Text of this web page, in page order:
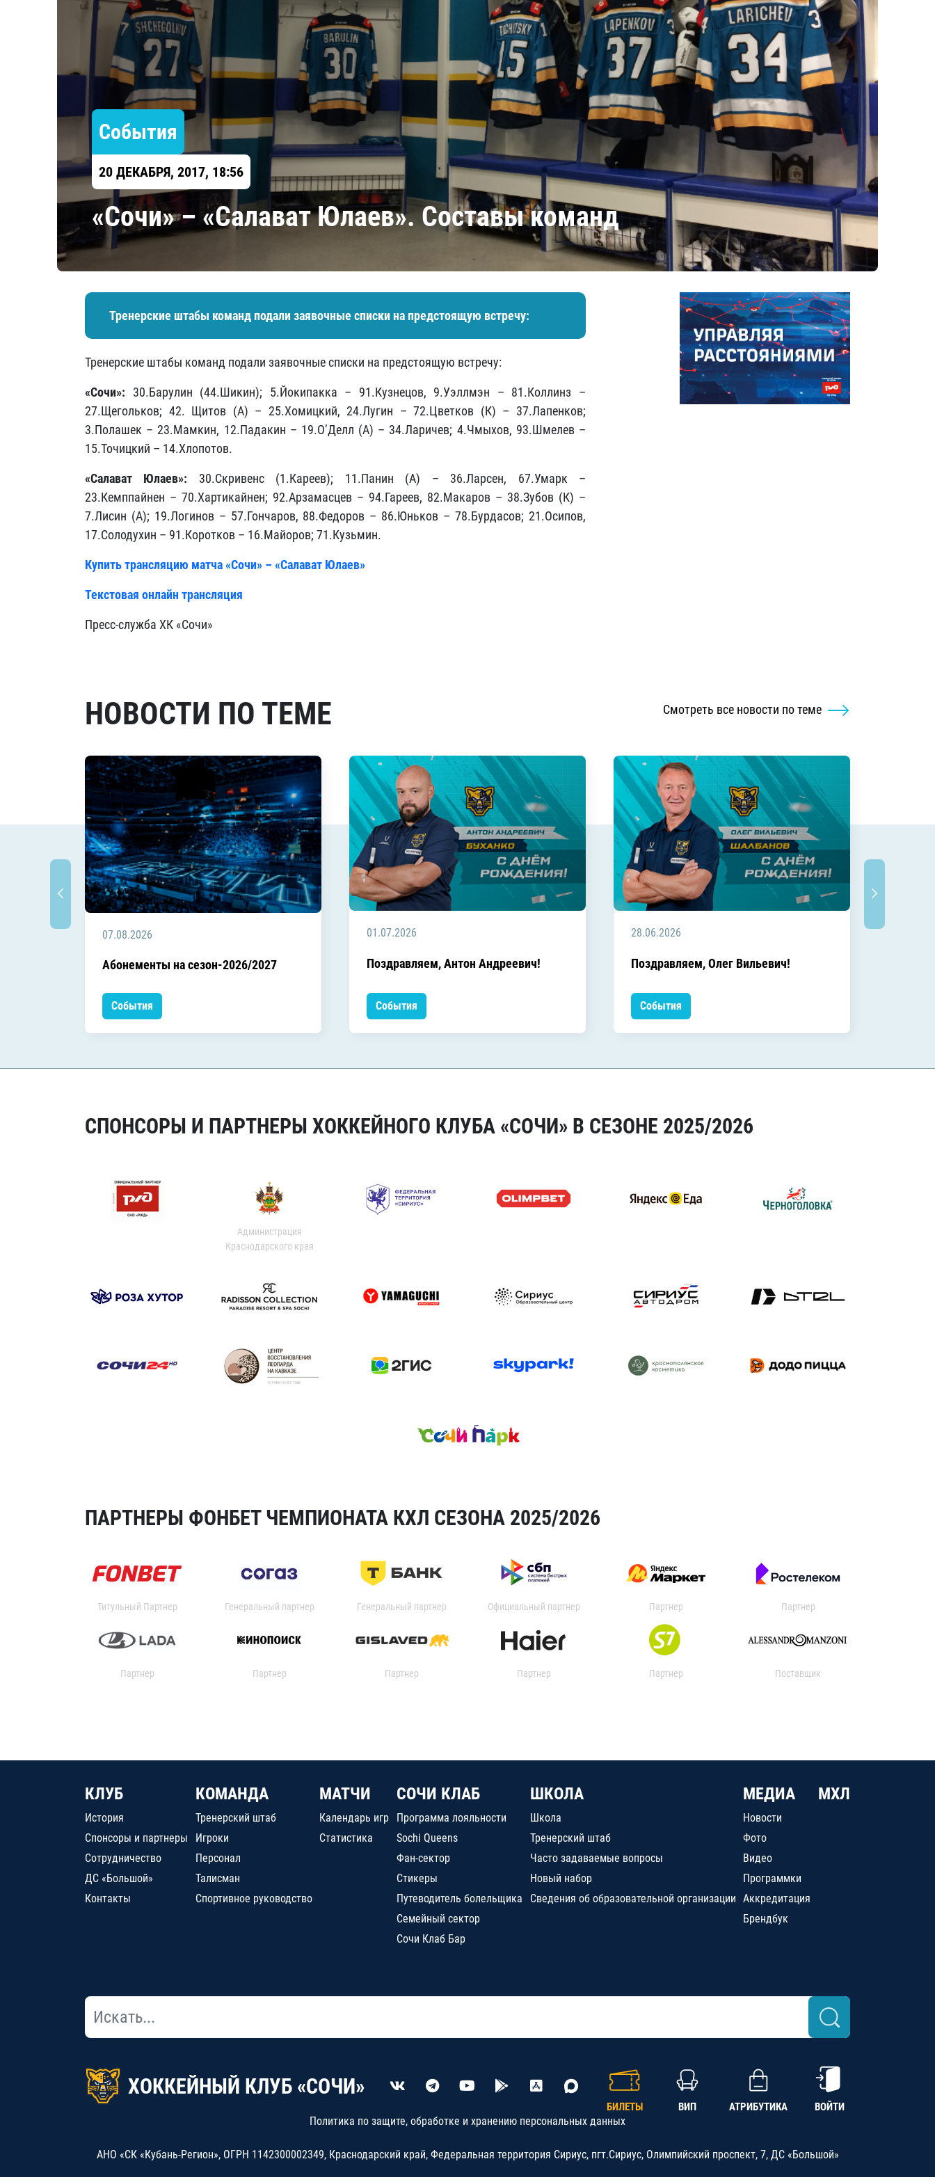
Локомотив
Северсталь
ЦСКА
Шанхайские Драконы
Амур
Барыс
Салават Юлаев
Сибирь
События
20 ДЕКАБРЯ, 2017, 18:56
«Сочи» – «Салават Юлаев». Составы команд
Тренерские штабы команд подали заявочные списки на предстоящую встречу:
Тренерские штабы команд подали заявочные списки на предстоящую встречу:
«Сочи»: 30.Барулин (44.Шикин); 5.Йокипакка – 91.Кузнецов, 9.Уэллмэн – 81.Коллинз –
27.Щегольков; 42. Щитов (А) – 25.Хомицкий, 24.Лугин – 72.Цветков (К) – 37.Лапенков;
3.Полашек – 23.Мамкин, 12.Падакин – 19.О’Делл (А) – 34.Ларичев; 4.Чмыхов, 93.Шмелев –
15.Точицкий – 14.Хлопотов.
«Салават Юлаев»: 30.Скривенс (1.Кареев); 11.Панин (А) – 36.Ларсен, 67.Умарк –
23.Кемппайнен – 70.Хартикайнен; 92.Арзамасцев – 94.Гареев, 82.Макаров – 38.Зубов (К) –
7.Лисин (А); 19.Логинов – 57.Гончаров, 88.Федоров – 86.Юньков – 78.Бурдасов; 21.Осипов,
17.Солодухин – 91.Коротков – 16.Майоров; 71.Кузьмин.
Купить трансляцию матча «Сочи» – «Салават Юлаев»
Текстовая онлайн трансляция
Пресс-служба ХК «Сочи»
НОВОСТИ ПО ТЕМЕ Смотреть все новости по теме
07.08.2026
Абонементы на сезон-2026/2027
События
01.07.2026
Поздравляем, Антон Андреевич!
События
28.06.2026
Поздравляем, Олег Вильевич!
События
СПОНСОРЫ И ПАРТНЕРЫ ХОККЕЙНОГО КЛУБА «СОЧИ» В СЕЗОНЕ 2025/2026
Администрация
Краснодарского края
ПАРТНЕРЫ ФОНБЕТ ЧЕМПИОНАТА КХЛ СЕЗОНА 2025/2026
Титульный Партнер Генеральный партнер Генеральный партнер Официальный партнер Партнер Партнер
Партнер Партнер Партнер Партнер Партнер Поставщик
КЛУБ
История
Спонсоры и партнеры
Сотрудничество
ДС «Большой»
Контакты
КОМАНДА
Тренерский штаб
Игроки
Персонал
Талисман
Спортивное руководство
МАТЧИ
Календарь игр
Статистика
СОЧИ КЛАБ
Программа лояльности
Sochi Queens
Фан-сектор
Стикеры
Путеводитель болельщика
Семейный сектор
Сочи Клаб Бар
ШКОЛА
Школа
Тренерский штаб
Часто задаваемые вопросы
Новый набор
Сведения об образовательной организации
МЕДИА
Новости
Фото
Видео
Программки
Аккредитация
Брендбук
МХЛ
ХОККЕЙНЫЙ КЛУБ «СОЧИ»
БИЛЕТЫ ВИП АТРИБУТИКА ВОЙТИ
Политика по защите, обработке и хранению персональных данных
АНО «СК «Кубань-Регион», ОГРН 1142300002349, Краснодарский край, Федеральная территория Сириус, пгт.Сириус, Олимпийский проспект, 7, ДС «Большой»